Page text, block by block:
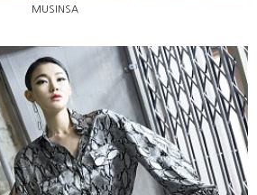
MUSINSA